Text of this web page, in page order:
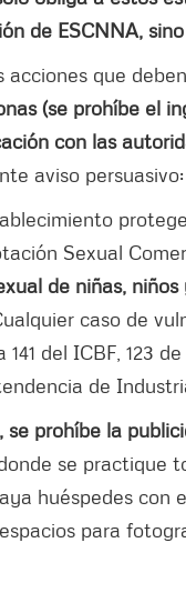
de ESCNNA,
acciones que
(se prohíbe el
con las
aviso persuasivo:
Sexual
de niñas,
caso de
141 del ICBF, 123
de
se prohíbe la
se practique
huéspedes con
para